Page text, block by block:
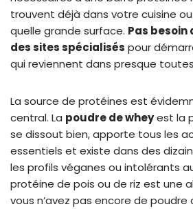
trouvent déjà dans votre cuisine
quelle grande surface. Pas
des sites spécialisés pour
qui reviennent dans presque
La source de protéines est
central. La poudre de wheyest la
se dissout bien, apporte tous les
essentiels et existe dans des
les profils véganes ou intolérants
protéine de pois ou de riz est une
vous n’avez pas encore de poudre